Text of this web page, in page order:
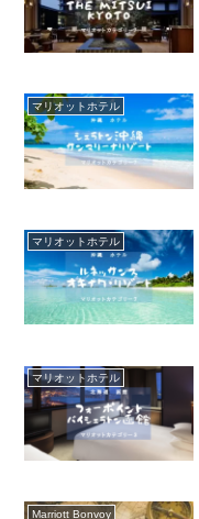
マリオットホテル
マリオットホテル
マリオットホテル
Marriott Bonvoy